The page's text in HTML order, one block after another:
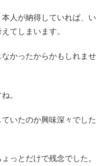
人が納得していれば、い
てしまいます。
かったからかもしれませ
。
いたのか興味深々でした
っとだけで残念でした。